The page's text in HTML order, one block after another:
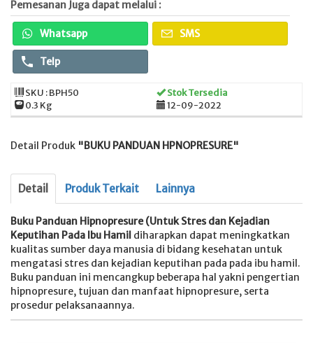
Pemesanan Juga dapat melalui :
Whatsapp SMS
Telp
SKU : BPH50
Stok Tersedia
0.3 Kg
12-09-2022
Detail Produk "BUKU PANDUAN HPNOPRESURE"
Detail Produk Terkait Lainnya
Buku Panduan Hipnopresure (Untuk Stres dan Kejadian
Keputihan Pada Ibu Hamil diharapkan dapat meningkatkan
kualitas sumber daya manusia di bidang kesehatan untuk
mengatasi stres dan kejadian keputihan pada pada ibu hamil.
Buku panduan ini mencangkup beberapa hal yakni pengertian
hipnopresure, tujuan dan manfaat hipnopresure, serta
prosedur pelaksanaannya.